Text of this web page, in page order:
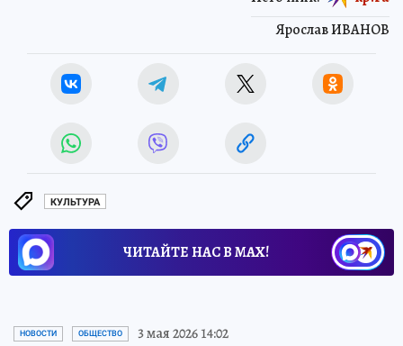
Ярослав ИВАНОВ
КУЛЬТУРА
ЧИТАЙТЕ НАС В МАХ!
НОВОСТИ ОБЩЕСТВО 3 мая 2026 14:02